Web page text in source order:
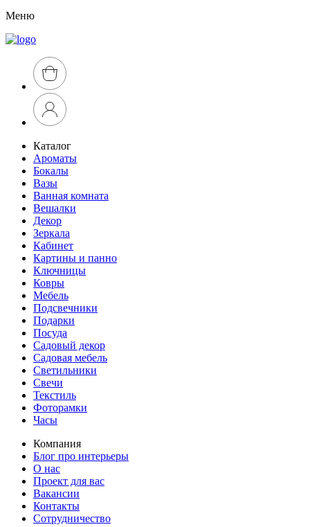
Меню
Каталог
Ароматы
Бокалы
Вазы
Ванная комната
Вешалки
Декор
Зеркала
Кабинет
Картины и панно
Ключницы
Ковры
Мебель
Подсвечники
Подарки
Посуда
Садовый декор
Садовая мебель
Светильники
Свечи
Текстиль
Фоторамки
Часы
Компания
Блог про интерьеры
О нас
Проект для вас
Вакансии
Контакты
Сотрудничество